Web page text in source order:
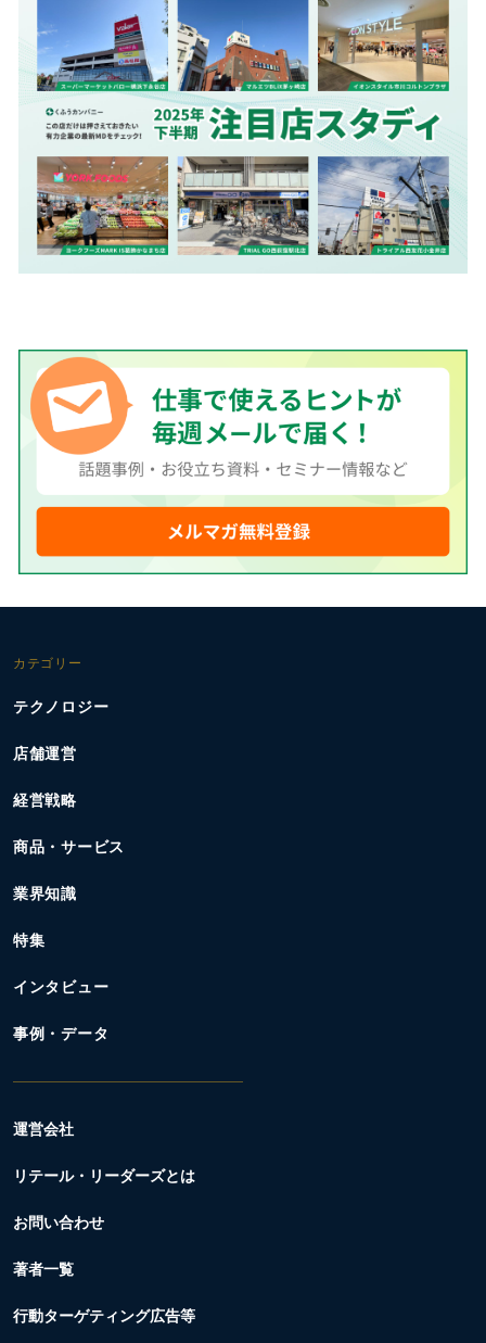
カテゴリー
テクノロジー
店舗運営
経営戦略
商品・サービス
業界知識
特集
インタビュー
事例・データ
運営会社
リテール・リーダーズとは
お問い合わせ
著者一覧
行動ターゲティング広告等